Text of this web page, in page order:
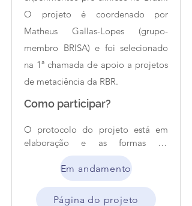
O projeto é coordenado por
Matheus Gallas-Lopes (grupo-
membro BRISA) e foi selecionado
na 1ª chamada de apoio a projetos
de metaciência da RBR.
Como participar?
O protocolo do projeto está em
elaboração e as formas de
colaboração possíveis ainda não
foram definidas.Em andamento
Página do projeto